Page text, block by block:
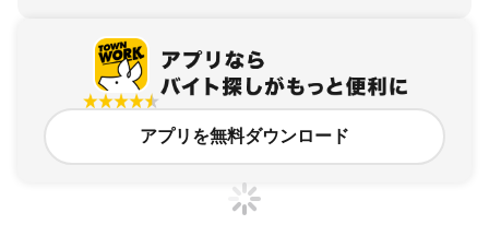
アプリを無料ダウンロード